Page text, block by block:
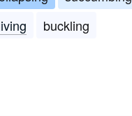
buckling